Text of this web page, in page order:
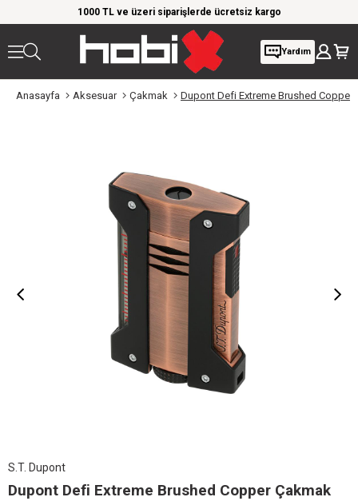
1000 TL ve üzeri siparişlerde ücretsiz kargo
Yardım
Anasayfa Aksesuar Çakmak Dupont Defi Extreme Brushed Copper
S.T. Dupont
Dupont Defi Extreme Brushed Copper Çakmak